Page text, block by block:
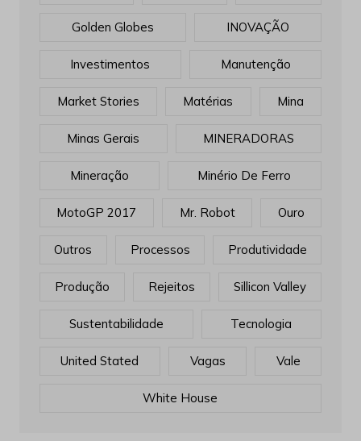
Golden Globes INOVAÇÃO
Investimentos Manutenção
Market Stories Matérias Mina
Minas Gerais MINERADORAS
Mineração Minério De Ferro
MotoGP 2017 Mr. Robot Ouro
Outros Processos Produtividade
Produção Rejeitos Sillicon Valley
Sustentabilidade Tecnologia
United Stated Vagas Vale
White House